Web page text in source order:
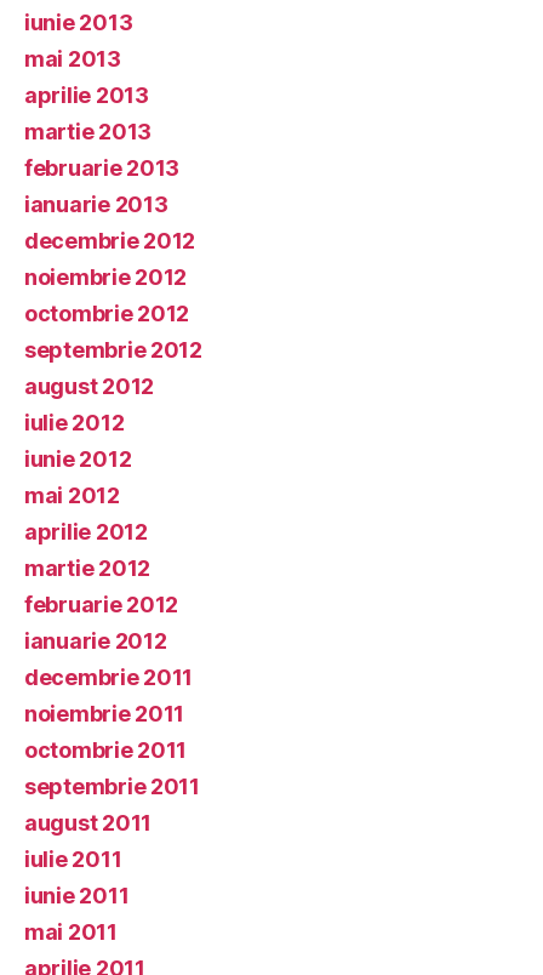
iunie 2013
mai 2013
aprilie 2013
martie 2013
februarie 2013
ianuarie 2013
decembrie 2012
noiembrie 2012
octombrie 2012
septembrie 2012
august 2012
iulie 2012
iunie 2012
mai 2012
aprilie 2012
martie 2012
februarie 2012
ianuarie 2012
decembrie 2011
noiembrie 2011
octombrie 2011
septembrie 2011
august 2011
iulie 2011
iunie 2011
mai 2011
aprilie 2011